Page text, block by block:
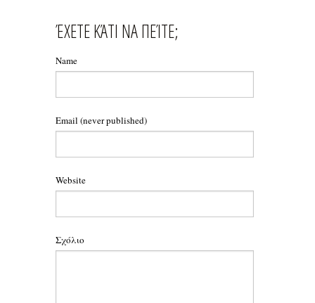
ΈΧΕΤΕ ΚΆΤΙ ΝΑ ΠΕΊΤΕ;
Name
Email (never published)
Website
Σχόλιο